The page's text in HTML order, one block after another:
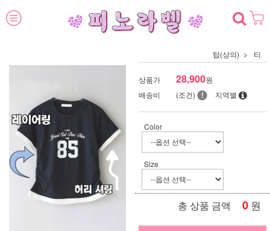
탑(상의) 티
상품가 28,900원
배송비
(조건) 지역별
Color
Size
총 상품 금액 0 원